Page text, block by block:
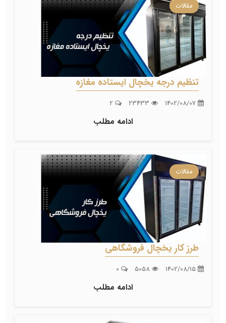
مقالات
تنظیم درجه یخچال ایستاده مغازه
ادامه مطلب
مقالات
طرز کار یخچال فروشگاهی
ادامه مطلب